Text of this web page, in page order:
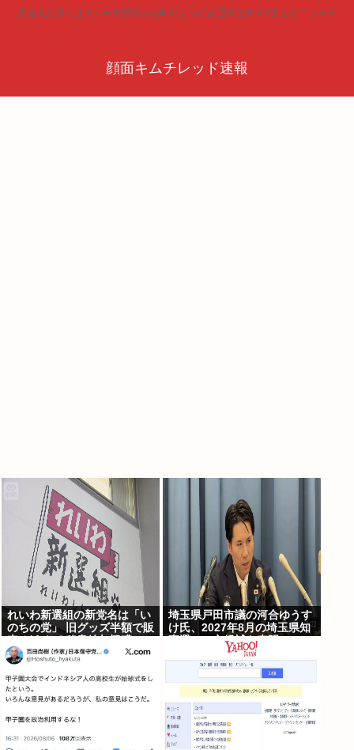
見る人が見ればキムチを頬張った時のように火照りだす5chまとめニュース
顔面キムチレッド速報
れいわ新選組の新党名は「い
のちの党」 旧グッズ半額で販
埼玉県戸田市議の河合ゆうす
け氏、2027年8月の埼玉県知
事選への立候補を表明